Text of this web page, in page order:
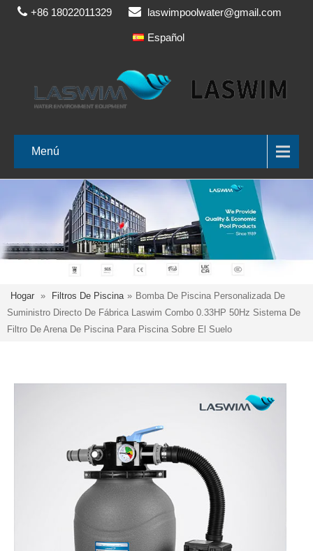
+86 18022011329 laswimpoolwater@gmail.com
Español
Menú
Hogar » Filtros De Piscina » Bomba De Piscina Personalizada De
Suministro Directo De Fábrica Laswim Combo 0.33HP 50Hz Sistema De
Filtro De Arena De Piscina Para Piscina Sobre El Suelo